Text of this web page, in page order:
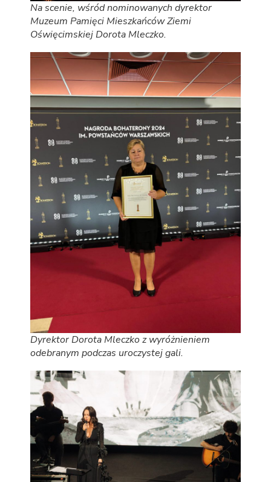
Na scenie, wśród nominowanych dyrektor
Muzeum Pamięci Mieszkańców Ziemi
Oświęcimskiej Dorota Mleczko.
Dyrektor Dorota Mleczko z wyróżnieniem
odebranym podczas uroczystej gali.